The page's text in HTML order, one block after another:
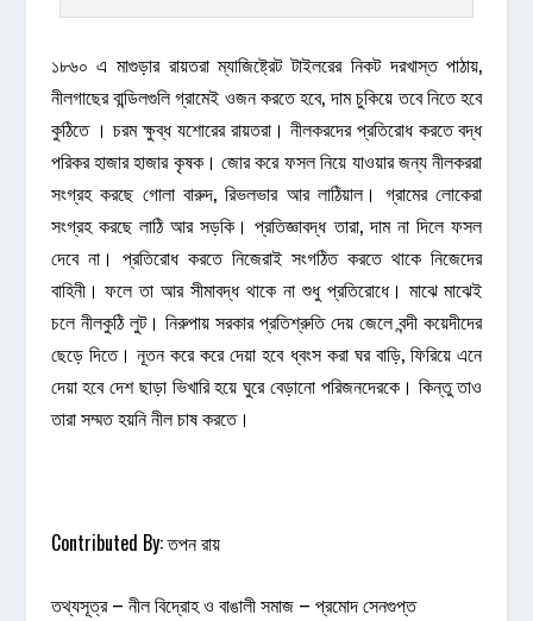
১৮৬০ এ মাগুড়ার রায়তরা ম্যাজিষ্ট্রেট টাইলরের নিকট দরখাস্ত পাঠায়,
নীলগাছের বান্ডিলগুলি গ্রামেই ওজন করতে হবে, দাম চুকিয়ে তবে নিতে হবে
কুঠিতে । চরম ক্ষুব্ধ যশোরের রায়তরা। নীলকরদের প্রতিরোধ করতে বদ্ধ
পরিকর হাজার হাজার কৃষক। জোর করে ফসল নিয়ে যাওয়ার জন্য নীলকররা
সংগ্রহ করছে গোলা বারুদ, রিভলভার আর লাঠিয়াল। গ্রামের লোকেরা
সংগ্রহ করছে লাঠি আর সড়কি। প্রতিজ্ঞাবদ্ধ তারা, দাম না দিলে ফসল
দেবে না। প্রতিরোধ করতে নিজেরাই সংগঠিত করতে থাকে নিজেদের
বাহিনী। ফলে তা আর সীমাবদ্ধ থাকে না শুধু প্রতিরোধে। মাঝে মাঝেই
চলে নীলকুঠি লুট। নিরুপায় সরকার প্রতিশ্রুতি দেয় জেলে বন্দী কয়েদীদের
ছেড়ে দিতে। নূতন করে করে দেয়া হবে ধ্বংস করা ঘর বাড়ি, ফিরিয়ে এনে
দেয়া হবে দেশ ছাড়া ভিখারি হয়ে ঘুরে বেড়ানো পরিজনদেরকে। কিন্তু তাও
তারা সম্মত হয়নি নীল চাষ করতে।
Contributed By: তপন রায়
তথ্যসূত্র – নীল বিদ্রোহ ও বাঙালী সমাজ – প্রমোদ সেনগুপ্ত